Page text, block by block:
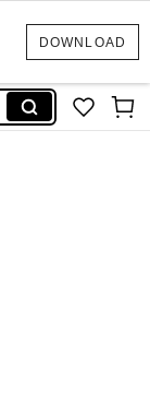
DOWNLOAD